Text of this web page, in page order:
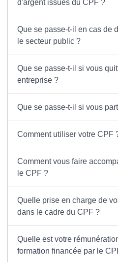
d'argent issues du CPF ?
Que se passe-t-il en cas de
le secteur public ?
Que se passe-t-il si vous
entreprise ?
Que se passe-t-il si vous
Comment utiliser votre CPF
Comment vous faire
le CPF ?
Quelle prise en charge de
dans le cadre du CPF ?
Quelle est votre
formation financée par le